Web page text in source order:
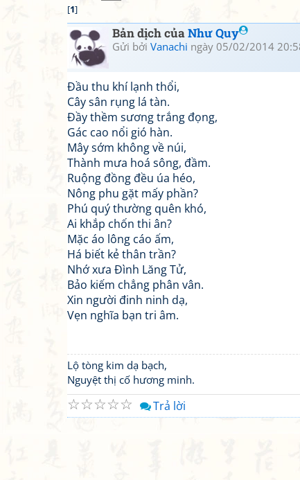
[1]
Bản dịch củaNhư Quy
Gửi bởi Vanachi ngày 05/02/2014
Đầu thu khí lạnh thổi,
Cây sân rụng lá tàn.
Đầy thềm sương trắng đọng,
Gác cao nổi gió hàn.
Mây sớm không về núi,
Thành mưa hoá sông, đầm.
Ruộng đồng đều úa héo,
Nông phu gặt mấy phần?
Phú quý thường quên khó,
Ai khắp chốn thi ân?
Mặc áo lông cáo ấm,
Há biết kẻ thân trần?
Nhớ xưa Đình Lăng Tử,
Bảo kiếm chẳng phân vân.
Xin người đinh ninh dạ,
Vẹn nghĩa bạn tri âm.
Lộ tòng kim dạ bạch,
Nguyệt thị cố hương minh.
☆
☆
☆
☆
☆ Trả lời